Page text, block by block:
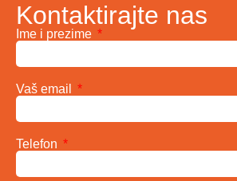
Kontaktirajte nas
Ime i prezime
Vaš email
Telefon